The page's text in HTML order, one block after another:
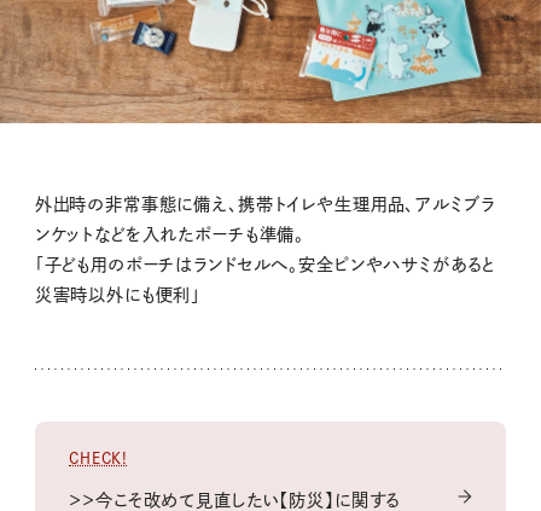
外出時の非常事態に備え、携帯トイレや生理用品、アルミブラ
ンケットなどを入れたポーチも準備。
「子ども用のポーチはランドセルへ。安全ピンやハサミがあると
災害時以外にも便利」
CHECK!
＞＞今こそ改めて見直したい【防災】に関する